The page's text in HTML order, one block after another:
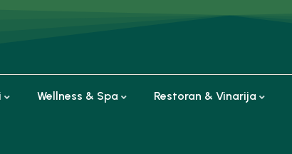
Wellness & Spa Restoran & Vinarija